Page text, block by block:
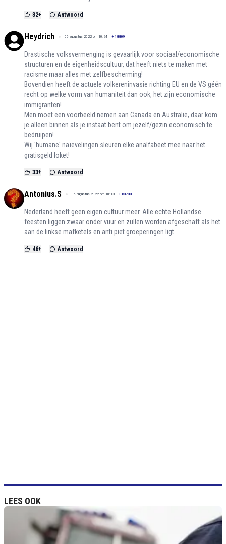
32+ Antwoord
Heydrich 06 augustus 2022 om 10:24 + 18809
Drastische volksvermenging is gevaarlijk voor sociaal/economische
structuren en de eigenheidscultuur, dat heeft niets te maken met
racisme maar alles met zelfbescherming!
Bovendien heeft de actuele volkereninvasie richting EU en de VS géén
recht op welke vorm van humaniteit dan ook, het zijn economische
immigranten!
Men moet een voorbeeld nemen aan Canada en Australië, daar kom
je alleen binnen als je instaat bent om jezelf/gezin economisch te
bedruipen!
Wij 'humane' naïevelingen sleuren elke analfabeet mee naar het
gratisgeld loket!
33+ Antwoord
Antonius.S 06 augustus 2022 om 10:13 + 83733
Nederland heeft geen eigen cultuur meer. Alle echte Hollandse
feesten liggen zwaar onder vuur en zullen worden afgeschaft als het
aan de linkse mafketels en anti piet groeperingen ligt.
46+ Antwoord
LEES OOK